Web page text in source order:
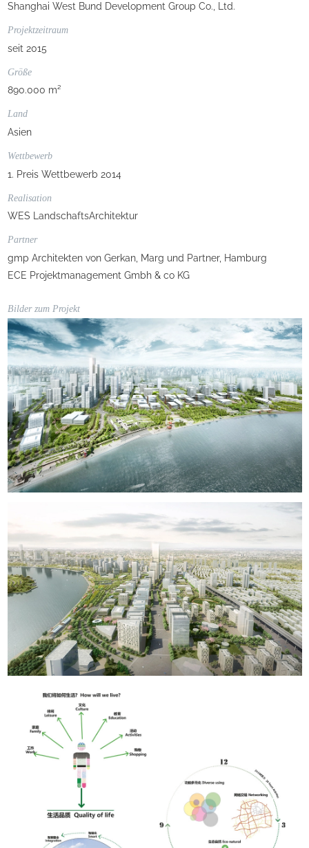
Shanghai West Bund Development Group Co., Ltd.
Projektzeitraum
seit 2015
Größe
890.000 m²
Land
Asien
Wettbewerb
1. Preis Wettbewerb 2014
Realisation
WES LandschaftsArchitektur
Partner
gmp Architekten von Gerkan, Marg und Partner, Hamburg
ECE Projektmanagement Gmbh & co KG
Bilder zum Projekt